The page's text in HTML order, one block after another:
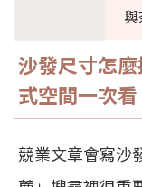
沙發尺寸怎
式空間一次看
競業文章會寫沙